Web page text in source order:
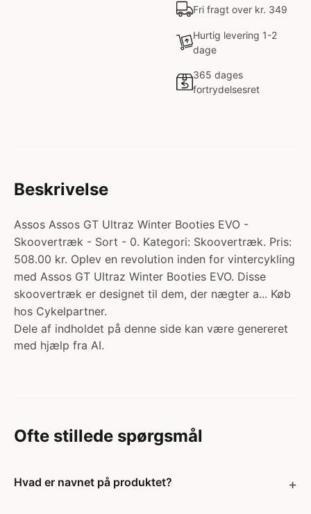
Fri fragt over kr. 349
Hurtig levering 1-2
dage
365 dages
fortrydelsesret
Beskrivelse
Assos Assos GT Ultraz Winter Booties EVO -
Skoovertræk - Sort - 0. Kategori: Skoovertræk. Pris:
508.00 kr. Oplev en revolution inden for vintercykling
med Assos GT Ultraz Winter Booties EVO. Disse
skoovertræk er designet til dem, der nægter a... Køb
hos Cykelpartner.
Dele af indholdet på denne side kan være genereret
med hjælp fra AI.
Ofte stillede spørgsmål
Hvad er navnet på produktet?